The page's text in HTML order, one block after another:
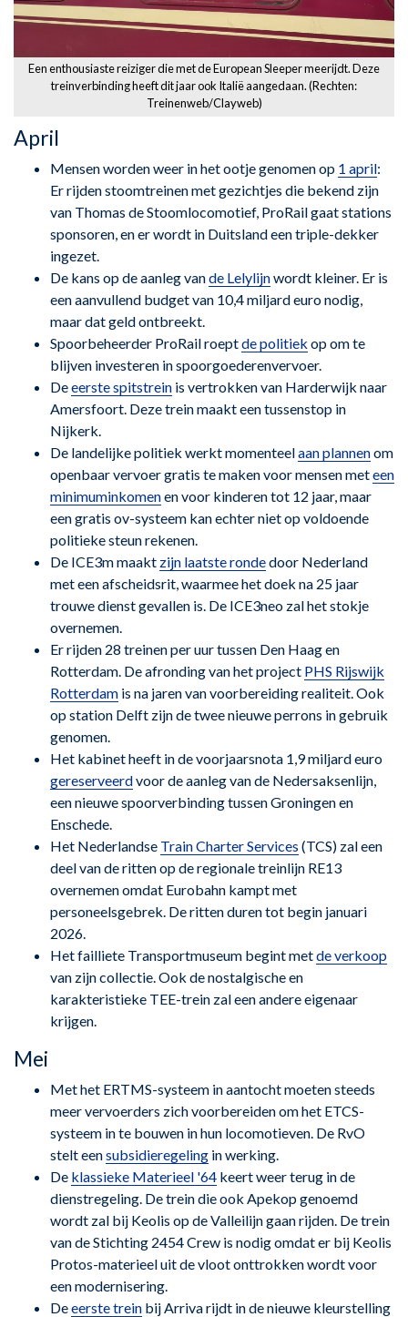
Een enthousiaste reiziger die met de European Sleeper meerijdt. Deze
treinverbinding heeft dit jaar ook Italië aangedaan. (Rechten:
Treinenweb/Clayweb)
April
Mensen worden weer in het ootje genomen op 1 april:
Er rijden stoomtreinen met gezichtjes die bekend zijn
van Thomas de Stoomlocomotief, ProRail gaat stations
sponsoren, en er wordt in Duitsland een triple-dekker
ingezet.
De kans op de aanleg vande Lelylijnwordt kleiner. Er is
een aanvullend budget van 10,4 miljard euro nodig,
maar dat geld ontbreekt.
Spoorbeheerder ProRail roeptde politiek op om te
blijven investeren in spoorgoederenvervoer.
Deeerste spitstrein is vertrokken van Harderwijk naar
Amersfoort. Deze trein maakt een tussenstop in
Nijkerk.
De landelijke politiek werkt momenteelaan plannenom
openbaar vervoer gratis te maken voor mensen meteen
minimuminkomenen voor kinderen tot 12 jaar, maar
een gratis ov-systeem kan echter niet op voldoende
politieke steun rekenen.
De ICE3m maakt zijn laatste rondedoor Nederland
met een afscheidsrit, waarmee het doek na 25 jaar
trouwe dienst gevallen is. De ICE3neo zal het stokje
overnemen.
Er rijden 28 treinen per uur tussen Den Haag en
Rotterdam. De afronding van het project PHS Rijswijk
Rotterdam is na jaren van voorbereiding realiteit. Ook
op station Delft zijn de twee nieuwe perrons in gebruik
genomen.
Het kabinet heeft in de voorjaarsnota 1,9 miljard euro
gereserveerdvoor de aanleg van de Nedersaksenlijn,
een nieuwe spoorverbinding tussen Groningen en
Enschede.
Het Nederlandse Train Charter Services (TCS) zal een
deel van de ritten op de regionale treinlijn RE13
overnemen omdat Eurobahn kampt met
personeelsgebrek. De ritten duren tot begin januari
2026.
Het failliete Transportmuseum begint metde verkoop
van zijn collectie. Ook de nostalgische en
karakteristieke TEE-trein zal een andere eigenaar
krijgen.
Mei
Met het ERTMS-systeem in aantocht moeten steeds
meer vervoerders zich voorbereiden om het ETCS-
systeem in te bouwen in hun locomotieven. De RvO
stelt eensubsidieregeling in werking.
De klassieke Materieel '64 keert weer terug in de
dienstregeling. De trein die ook Apekop genoemd
wordt zal bij Keolis op de Valleilijn gaan rijden. De trein
van de Stichting 2454 Crew is nodig omdat er bij Keolis
Protos-materieel uit de vloot onttrokken wordt voor
een modernisering.
Deeerste trein bij Arriva rijdt in de nieuwe kleurstelling